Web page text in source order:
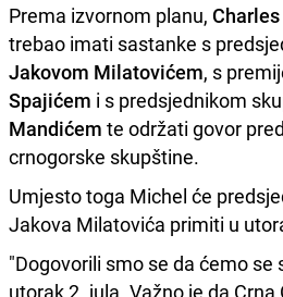
Prema izvornom planu,
trebao imati sastanke s
Jakovom Milatovićem, s
Spajićem i s predsjednikom
Mandićem te održati govor
crnogorske skupštine.
Umjesto toga Michel će
Jakova Milatovića primiti u
"Dogovorili smo se da ćemo se
utorak 2. jula. Važno je da Crna